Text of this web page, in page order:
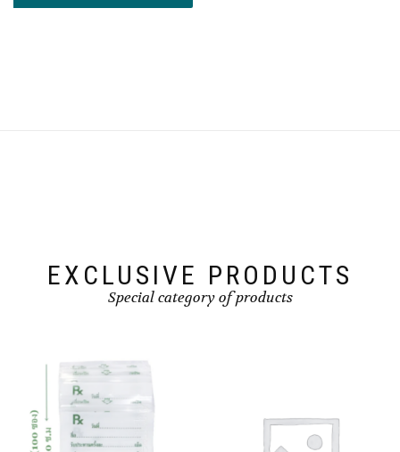
EXCLUSIVE PRODUCTS
Special category of products